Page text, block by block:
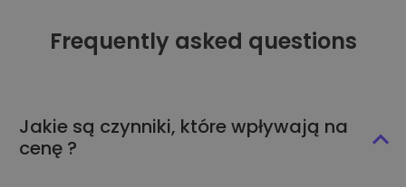
Frequently asked questions
Jakie są czynniki, które wpływają na
cenę ?